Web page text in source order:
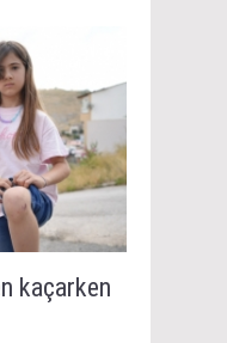
kaçarken